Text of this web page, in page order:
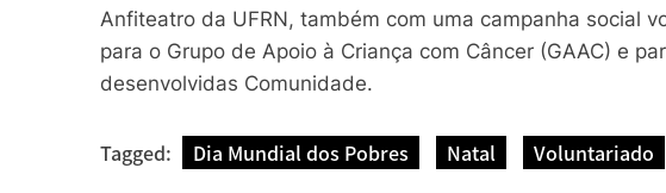
Anfiteatro da UFRN, também com uma campanha social
para o Grupo de Apoio à Criança com Câncer (GAAC) e
desenvolvidas Comunidade.
Tagged: Dia Mundial dos Pobres Natal Voluntariado